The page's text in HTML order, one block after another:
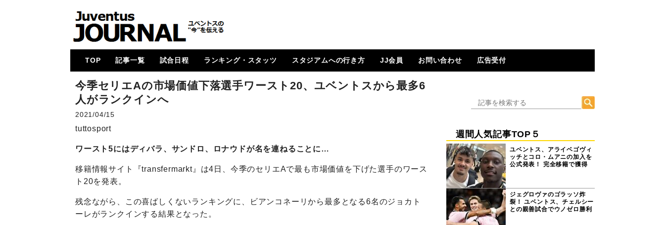
TOP 記事一覧
メイン
コラム
特集
メルカート
動画
試合レビュー
招集メンバー
UCL
U23・下部組織・
Women
カルチョ全般
試合日程
2017-18
2018-19
2019-20
2020-21
2021-22
2022-23
2023-24
2024-25
ランキング・スタッツ
各国順位表
次節 日程一覧
ゴールランキング
スタジアムへの行き方
はじめに
How To Go ?
JJ会員
JJ会員とは
ログイン
会員ページ
登録方法（図解）
お問い合わせ 広告受付
今季セリエAの市場価値下落選手ワースト20、ユベントスから最多6
人がランクインへ
2021/04/15
tuttosport
ワースト5にはディバラ、サンドロ、ロナウドが名を連ねることに…
移籍情報サイト『transfermarkt』は4日、今季のセリエAで最も市場価値を下げた選手のワース
ト20を発表。
残念ながら、この喜ばしくないランキングに、ビアンコネーリから最多となる6名のジョカト
ーレがランクインする結果となった。
週間人気記事TOP５
ユベントス、アライベゴヴィ
ッチとコロ・ムアニの加入を
公式発表！ 完全移籍で獲得
ジェグロヴァのゴラッソ炸
裂！ ユベントス、チェルシー
との親善試合でウノゼロ勝利